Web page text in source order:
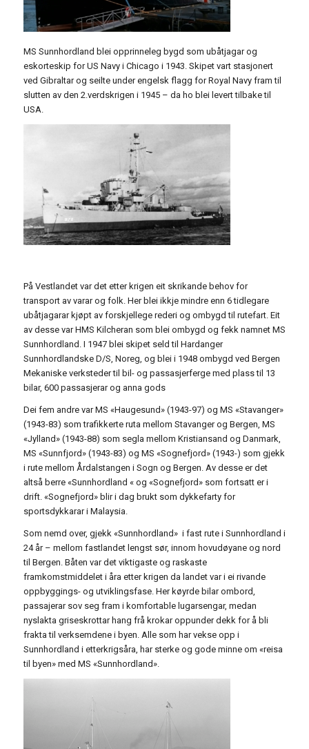
MS Sunnhordland blei opprinneleg bygd som ubåtjagar og
eskorteskip for US Navy i Chicago i 1943. Skipet vart stasjonert
ved Gibraltar og seilte under engelsk flagg for Royal Navy fram til
slutten av den 2.verdskrigen i 1945 – da ho blei levert tilbake til
USA.
På Vestlandet var det etter krigen eit skrikande behov for
transport av varar og folk. Her blei ikkje mindre enn 6 tidlegare
ubåtjagarar kjøpt av forskjellege rederi og ombygd til rutefart. Eit
av desse var HMS Kilcheran som blei ombygd og fekk namnet MS
Sunnhordland. I 1947 blei skipet seld til Hardanger
Sunnhordlandske D/S, Noreg, og blei i 1948 ombygd ved Bergen
Mekaniske verksteder til bil- og passasjerferge med plass til 13
bilar, 600 passasjerar og anna gods
Dei fem andre var MS «Haugesund» (1943-97) og MS «Stavanger»
(1943-83) som trafikkerte ruta mellom Stavanger og Bergen, MS
«Jylland» (1943-88) som segla mellom Kristiansand og Danmark,
MS «Sunnfjord» (1943-83) og MS «Sognefjord» (1943-) som gjekk
i rute mellom Årdalstangen i Sogn og Bergen. Av desse er det
altså berre «Sunnhordland « og «Sognefjord» som fortsatt er i
drift. «Sognefjord» blir i dag brukt som dykkefarty for
sportsdykkarar i Malaysia.
Som nemd over, gjekk «Sunnhordland» i fast rute i Sunnhordland i
24 år – mellom fastlandet lengst sør, innom hovudøyane og nord
til Bergen. Båten var det viktigaste og raskaste
framkomstmiddelet i åra etter krigen da landet var i ei rivande
oppbyggings- og utviklingsfase. Her køyrde bilar ombord,
passajerar sov seg fram i komfortable lugarsengar, medan
nyslakta griseskrottar hang frå krokar oppunder dekk for å bli
frakta til verksemdene i byen. Alle som har vekse opp i
Sunnhordland i etterkrigsåra, har sterke og gode minne om «reisa
til byen» med MS «Sunnhordland».